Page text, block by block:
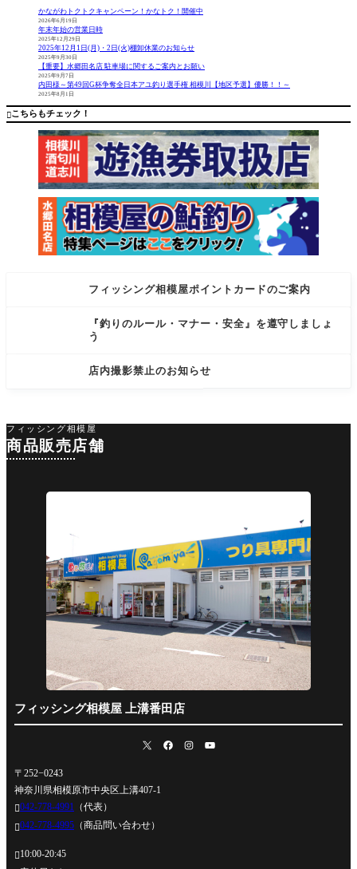
かながわトクトクキャンペーン！かなトク！開催中
2026年6月19日
年末年始の営業日時
2025年12月29日
2025年12月1日(月)・2日(火)棚卸休業のお知らせ
2025年9月30日
【重要】水郷田名店 駐車場に関するご案内とお願い
2025年9月7日
内田様～第49回G杯争奪全日本アユ釣り選手権 相模川【地区予選】優勝！！～
2025年8月1日
こちらもチェック！
フィッシング相模屋ポイントカードのご案内
『釣りのルール・マナー・安全』を遵守しましょ
う
店内撮影禁止のお知らせ
ラフィッ
J-001V
アップ
パーカ
040X サン
ップアッ
ィックパ
ーカー WJ-
プロテク
ショ
ッフ大山
です！
フィッシング相模屋
商品販売店舗
フィッシング相模屋 上溝番田店
〒252−0243
神奈川県相模原市中央区上溝407-1
042-778-4991 （代表）
042-778-4995 （商品問い合わせ）
10:00-20:45